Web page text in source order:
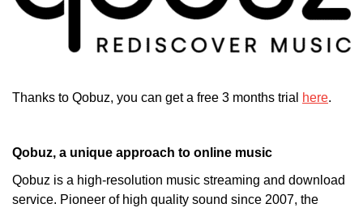
Thanks to Qobuz, you can get a free 3 months trial here.
Qobuz, a unique approach to online music
Qobuz is a high-resolution music streaming and download
service. Pioneer of high quality sound since 2007, the